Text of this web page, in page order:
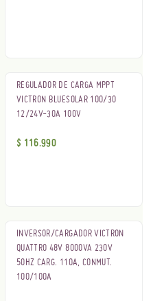
REGULADOR DE CARGA MPPT
VICTRON BLUESOLAR 100/30
12/24V-30A 100V
$ 116.990
INVERSOR/CARGADOR VICTRON
QUATTRO 48V 8000VA 230V
50HZ CARG. 110A, CONMUT.
100/100A